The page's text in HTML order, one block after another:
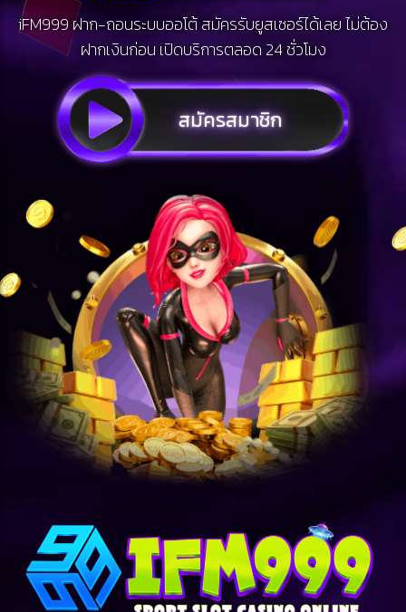
iFM999 ฝาก-ถอนระบบออโต้ สมัครรับยูสเซอร์ได้เลย ไม่ต้อง
ฝากเงินก่อน เปิดบริการตลอด 24 ชั่วโมง
สมัครสมาชิก